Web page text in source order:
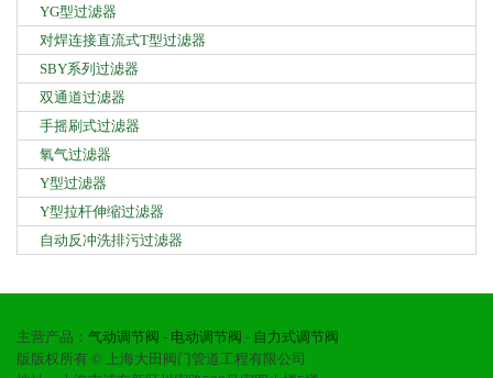
YG型过滤器
对焊连接直流式T型过滤器
SBY系列过滤器
双通道过滤器
手摇刷式过滤器
氧气过滤器
Y型过滤器
Y型拉杆伸缩过滤器
自动反冲洗排污过滤器
主营产品： 气动调节阀 - 电动调节阀 - 自力式调节阀
版版权所有 © 上海大田阀门管道工程有限公司